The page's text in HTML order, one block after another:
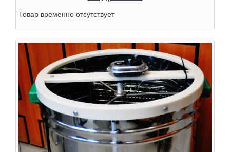
Товар временно отсутствует